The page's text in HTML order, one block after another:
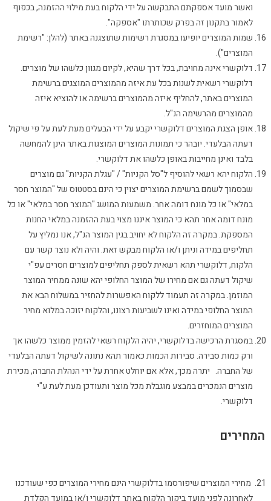
ואשר מועד אספקתם התבקשה על ידי הלקוח בעת מילוי ההזמנה, בכפוף
לאמור בתקנון זה בפרק שכותרתו "אספקה".
שמות המוצרים יופיעו במסגרת רשימות שתוצגנה באתר (להלן: "רשימת
המוצרים").
דלוקשרי אינה מחויבת, בכל דרך שהיא, לקיום מגוון כלשהו של מוצרים.
דלוקשרי רשאית לשנות בכל עת איזה מהמוצרים המוצגים ברשימת
המוצרים באתר, להחליף איזה מהמוצרים ברשימה או להוציא איזה
מהמוצרים מהרשימה הנ"ל.
אופן הצגת המוצרים דלוקשרי יקבע על ידי הבעלים מעת לעת על פי שיקול
דעתה הבלעדי. יובהר כי תמונות המוצרים המוצגות באתר הינן להמחשה
בלבד ואינן מחייבות באופן כלשהו את דלוקשרי.
הלקוח יהא רשאי להוסיף ל"סל הקניות" / "עגלת הקניות" גם מוצרים
שבסמוך לשמם ברשימת המוצרים יצוין כי הינם בסטטוס של "המוצר חסר
במלאי" או כל מונח דומה אחר. משמעות המושג "המוצר חסר במלאי" או כל
מונח דומה אחר תהא כי המוצר איננו מצוי בעת ההזמנה במלאי החנות
המספקת. במקרה זה הלקוח לא יחויב בגין המוצר הנ"ל, אנו נמליץ על
תחליפים במידה וניתן ו/או הלקוח מבקש זאת. והיה ולא נוצר קשר עם
הלקוח, דלוקשרי תהא רשאית לספק תחליפים למוצרים חסרים עפ"י
שיקול דעתה גם אם מחירו של המוצר החלופי יהא שונה ממחיר המוצר
המוזמן. במקרה זה תעמוד ללקוח האפשרות להחזיר במשלוח הבא את
המוצר החלופי במידה ואינו לשביעות רצונו, והלקוח יזוכה במלוא מחיר
המוצרים המוחזרים.
במסגרת הרכישה בדלוקשרי, יהיה הלקוח רשאי להזמין ממוצר כלשהו אך
ורק כמות סבירה. סבירות הכמות כאמור תהא נתונה לשיקול דעתה הבלעדי
של החברה. יתרה מכך, אלא אם יוחלט אחרת על ידי הנהלת החברה, מכירת
מוצרים הנמכרים במבצע מוגבלת מכל מוצר ותעודכן מעת לעת ע"י
דלוקשרי.
המחירים
מחירי המוצרים שיפורסמו בדלוקשרי הינם מחירי המוצרים כפי שעודכנו
לאחרונה לפני מועד ביקור הלקוח באתר דלוקשרי ו/או במועד הקלדת